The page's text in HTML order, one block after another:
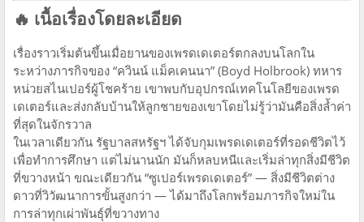
🔥 เนื้อเรื่องโดยละเอียด
เรื่องราวเริ่มต้นขึ้นเมื่อยานของเพรดเดเตอร์ตกลงบนโลกใน
ระหว่างภารกิจของ “ควินน์ แม็คเคนนา” (Boyd Holbrook) ทหาร
หน่วยสไนเปอร์ผู้โชคร้าย เขาพบกับอุปกรณ์เทคโนโลยีของเพรด
เดเตอร์และส่งกลับบ้านให้ลูกชายของเขาโดยไม่รู้ว่ามันคือสิ่งล้ำค่า
ที่สุดในจักรวาล
ในเวลาเดียวกัน รัฐบาลสหรัฐฯ ได้จับกุมเพรดเดเตอร์ที่รอดชีวิตไว้
เพื่อทำการศึกษา แต่ไม่นานนัก มันก็หลบหนีและเริ่มล่าทุกสิ่งมีชีวิต
ที่ขวางหน้า ขณะเดียวกัน “ซูเปอร์เพรดเดเตอร์” — สิ่งมีชีวิตต่าง
ดาวที่วิวัฒนาการขั้นสูงกว่า — ได้มาถึงโลกพร้อมภารกิจใหม่ใน
การล่าทุกเผ่าพันธุ์ที่ขวางทาง